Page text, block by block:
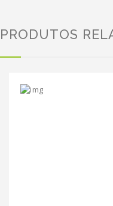
PRODUTOS